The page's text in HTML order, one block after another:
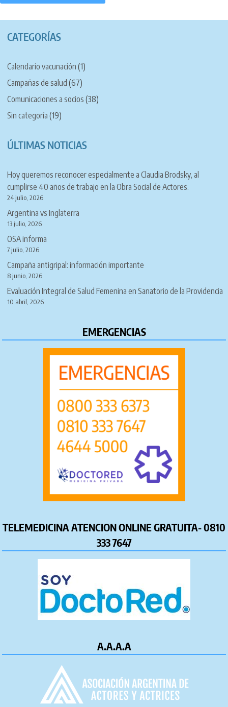
CATEGORÍAS
Calendario vacunación (1)
Campañas de salud (67)
Comunicaciones a socios (38)
Sin categoría (19)
ÚLTIMAS NOTICIAS
Hoy queremos reconocer especialmente a Claudia Brodsky, al
cumplirse 40 años de trabajo en la Obra Social de Actores.
24 julio, 2026
Argentina vs Inglaterra
13 julio, 2026
OSA informa
7 julio, 2026
Campaña antigripal: información importante
8 junio, 2026
Evaluación Integral de Salud Femenina en Sanatorio de la Providencia
10 abril, 2026
EMERGENCIAS
TELEMEDICINA ATENCION ONLINE GRATUITA- 0810
333 7647
A.A.A.A